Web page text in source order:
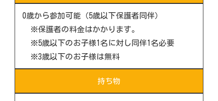
0歳から参加可能（5歳以下保護者同伴）
※保護者の料金はかかります。
※5歳以下のお子様1名に対し同伴1名必要
※3歳以下のお子様は無料
持ち物